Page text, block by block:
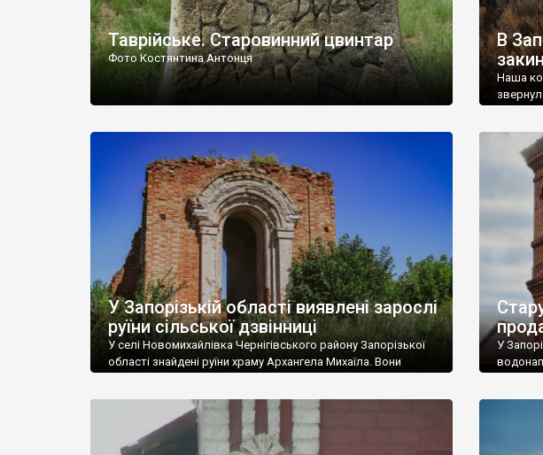
Таврійське. Старовинний цвинтар
Фото Костянтина Антонця
В
Наша
У Запорізькій області виявлені зарослі
руїни сільської дзвінниці
У селі Новомихайлівка Чернігівського району Запорізької
області знайдені руїни храму Архангела Михаїла. Вони
історичною пам’яткою села, їх практично неможливо
помітити. Храм освячений 1865 року. 1930-го його закрили,
зробивши спочатку машинно-тракторною станцією, а з
У
ХХ ст.